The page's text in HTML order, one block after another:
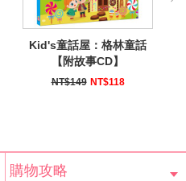
Kid's童話屋：格林童話
【附故事CD】
NT$149 NT$118
購物攻略